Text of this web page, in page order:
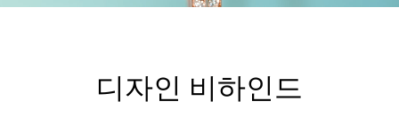
디자인 비하인드